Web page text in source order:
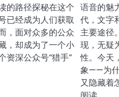
的路径探秘在这个
已经成为人们获取
，面对众多的公众
，却成为了一个小
资深公众号“猎手”
语音的魅
代，文字
主要途径
现，无疑
性。今天
象——为
又隐藏着